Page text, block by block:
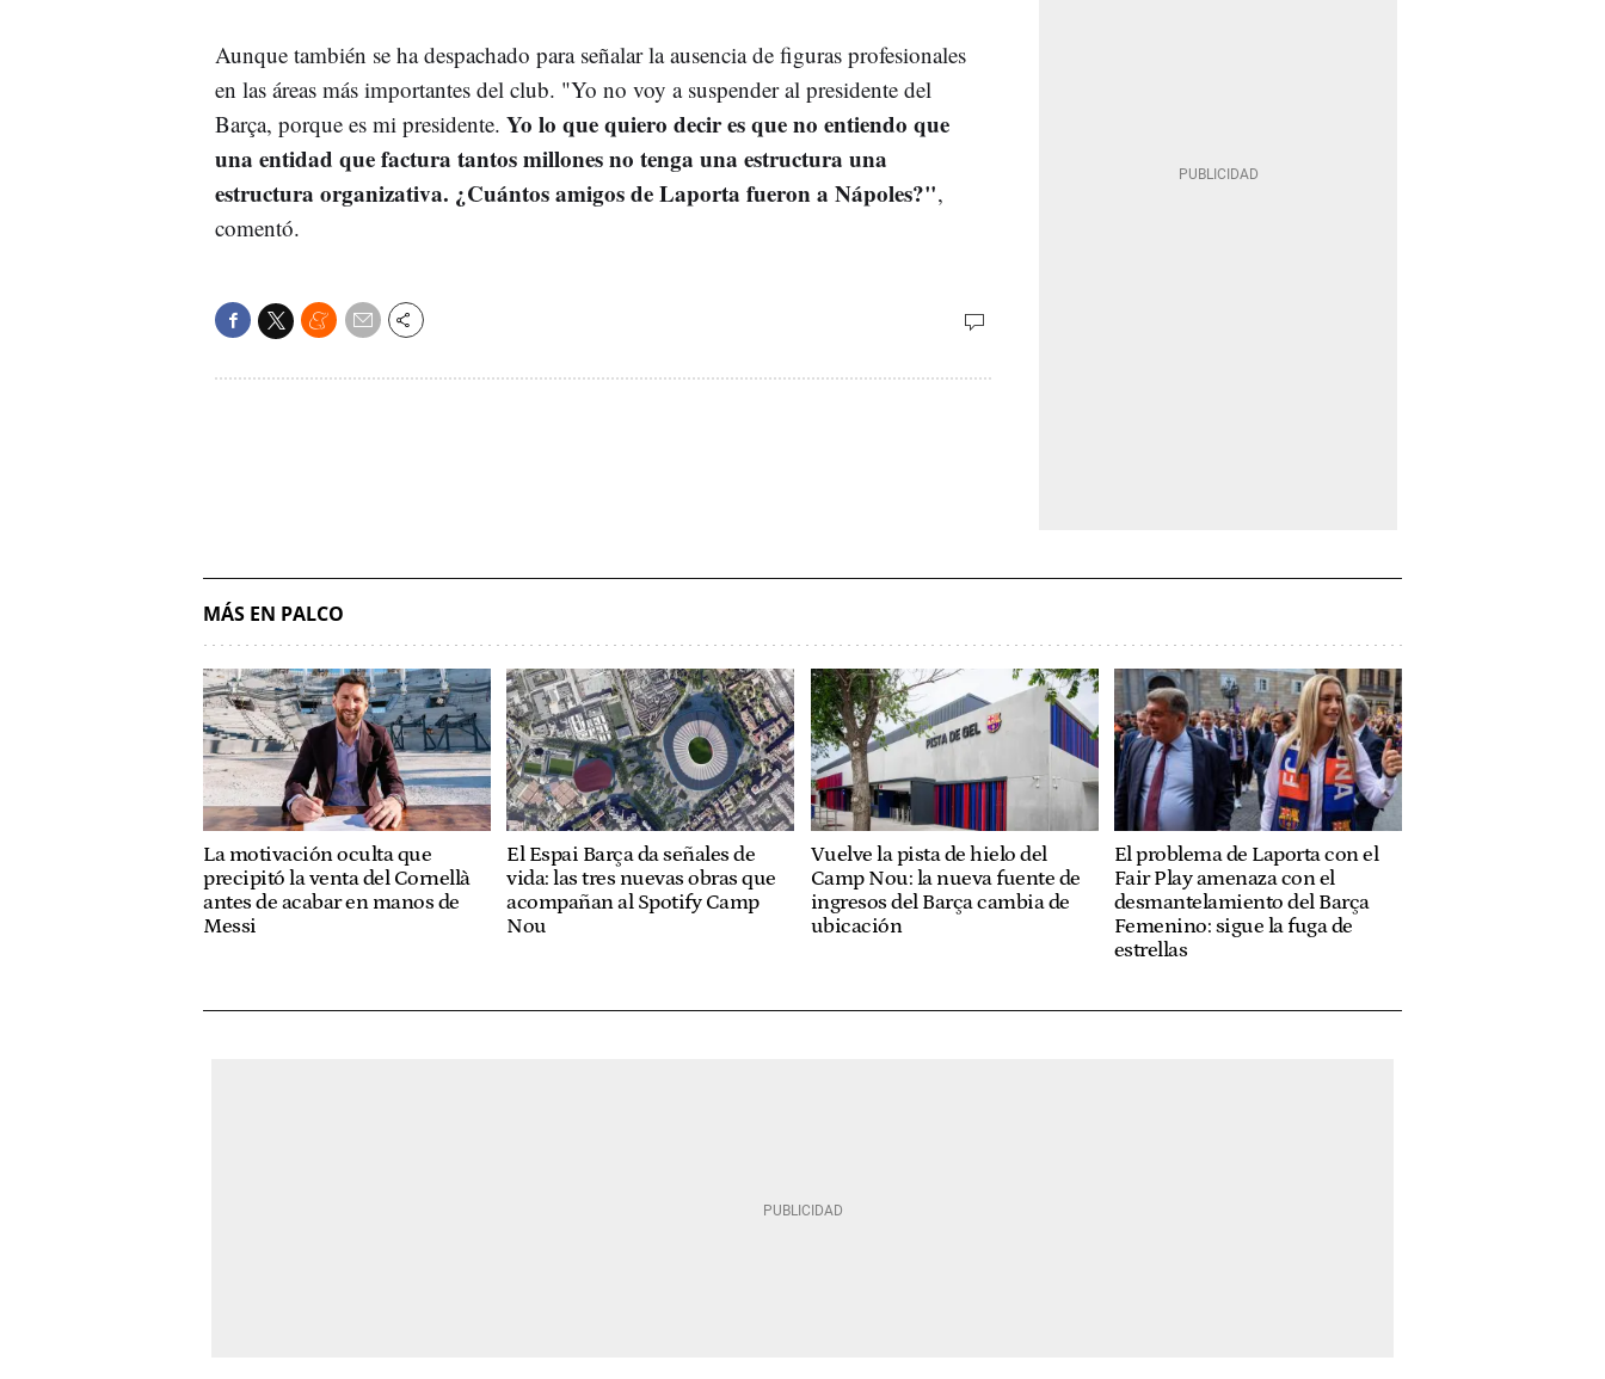
Aunque también se ha despachado para señalar la ausencia de figuras profesionales
en las áreas más importantes del club. "Yo no voy a suspender al presidente del
Barça, porque es mi presidente. Yo lo que quiero decir es que no entiendo que
una entidad que factura tantos millones no tenga una estructura una
estructura organizativa. ¿Cuántos amigos de Laporta fueron a Nápoles?",
comentó.
MÁS EN PALCO
La motivación oculta que
precipitó la venta del Cornellà
antes de acabar en manos de
Messi
El Espai Barça da señales de
vida: las tres nuevas obras que
acompañan al Spotify Camp
Nou
Vuelve la pista de hielo del
Camp Nou: la nueva fuente de
ingresos del Barça cambia de
ubicación
El problema de Laporta con el
Fair Play amenaza con el
desmantelamiento del Barça
Femenino: sigue la fuga de
estrellas